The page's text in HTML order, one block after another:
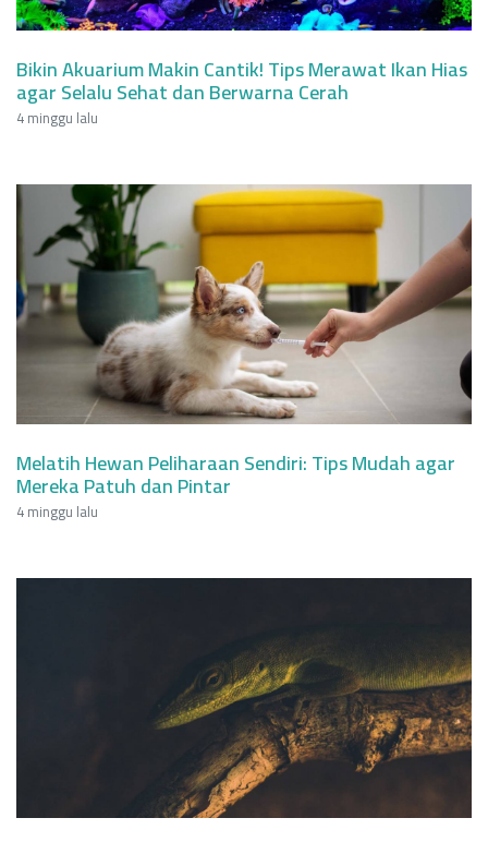
Bikin Akuarium Makin Cantik! Tips Merawat Ikan Hias
agar Selalu Sehat dan Berwarna Cerah
4 minggu lalu
Melatih Hewan Peliharaan Sendiri: Tips Mudah agar
Mereka Patuh dan Pintar
4 minggu lalu